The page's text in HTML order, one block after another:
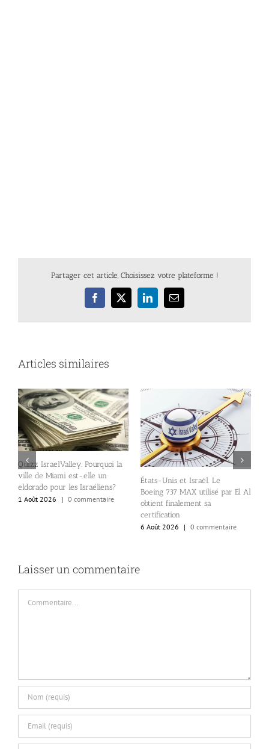
Partager cet article, Choisissez votre plateforme !
Facebook
X LinkedInEmail
Articles similaires
Quizz IsraelValley. Pourquoi la
ville de Miami est-elle un
eldorado pour les Israéliens?
1 Août 2026
| 0 commentaire
États-Unis et Israël. Le
Boeing 737 MAX utilisé par El Al
obtient finalement sa
certification
6 Août 2026
| 0 commentaire
Laisser un commentaire